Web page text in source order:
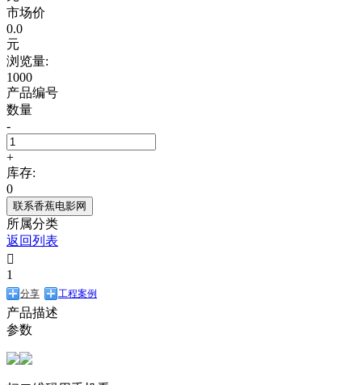
市场价
0.0
元
浏览量:
1000
产品编号
数量
-
+
库存:
0
联系香蕉电影网
所属分类
返回列表

1
分享 工程案例
产品描述
参数